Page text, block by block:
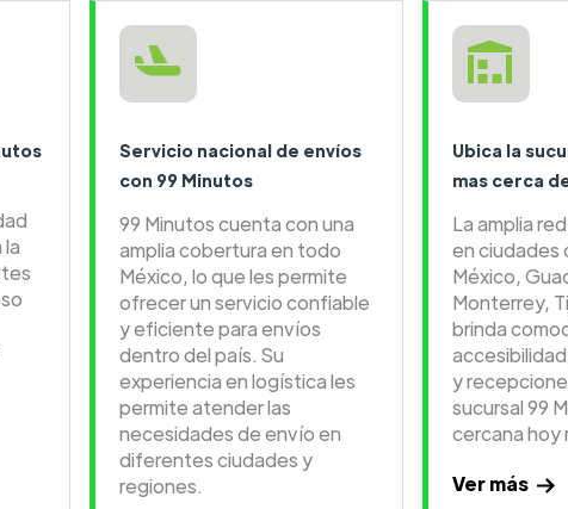
Servicio nacional de envíos
con 99 Minutos
99 Minutos cuenta con una
amplia cobertura en todo
México, lo que les permite
ofrecer un servicio confiable
y eficiente para envíos
dentro del país. Su
experiencia en logística les
permite atender las
necesidades de envío en
diferentes ciudades y
regiones.
Ubica la
mas cerca
La amplia
en ciudades
México,
Monterrey,
brinda
y
sucursal 99
cercana hoy
Ver más